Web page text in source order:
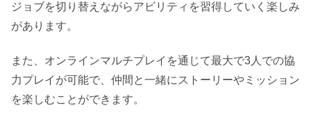
ジョブを切り替えながらアビリティを習得していく楽しみ
があります。
また、オンラインマルチプレイを通じて最大で3人での協
力プレイが可能で、仲間と一緒にストーリーやミッション
を楽しむことができます。